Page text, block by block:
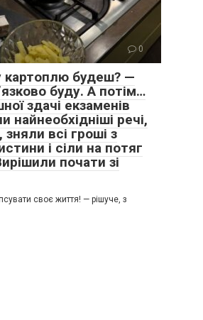
0
будеш? —
буду. А потім…
здачі екзаменів
найнеобхідніші речі,
всі гроші з
і сіли на потяг
почати зі
своє життя! — рішуче, з